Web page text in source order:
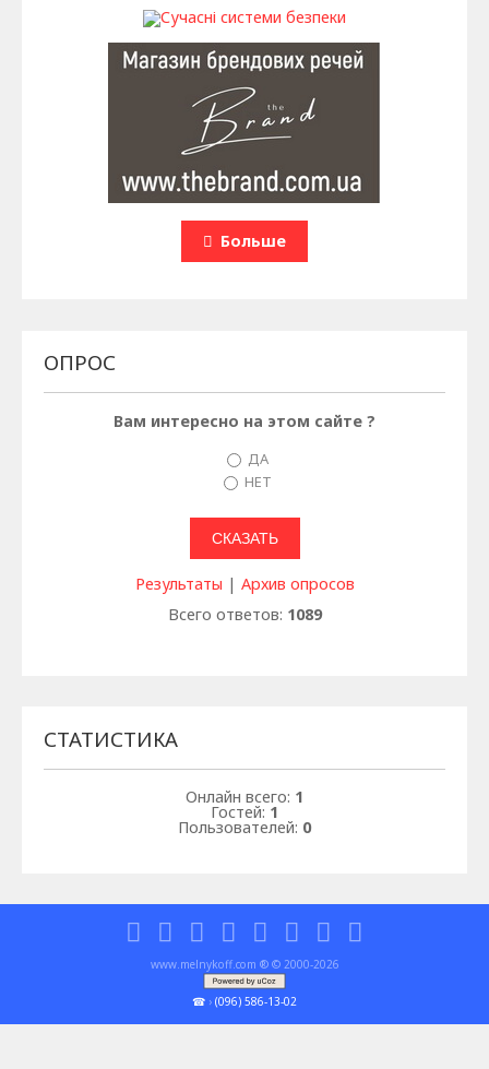
Больше
ОПРОС
Вам интересно на этом сайте ?
ДА
НЕТ
Результаты | Архив опросов
Всего ответов: 1089
СТАТИСТИКА
Онлайн всего: 1
Гостей: 1
Пользователей: 0
www.melnykoff.com ® © 2000-2026
☎ › (096) 586-13-02